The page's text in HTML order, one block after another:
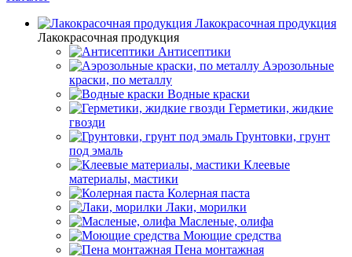
Лакокрасочная продукция
Лакокрасочная продукция
Антисептики
Аэрозольные
краски, по металлу
Водные краски
Герметики, жидкие
гвозди
Грунтовки, грунт
под эмаль
Клеевые
материалы, мастики
Колерная паста
Лаки, морилки
Масленые, олифа
Моющие средства
Пена монтажная